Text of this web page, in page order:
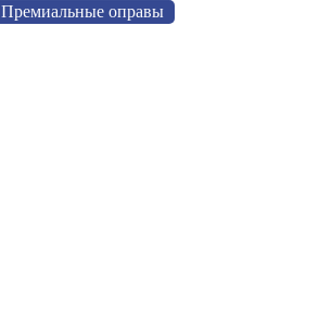
Премиальные оправы